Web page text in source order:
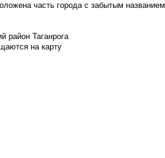
часть города с забытым названием
район Таганрога
на карту